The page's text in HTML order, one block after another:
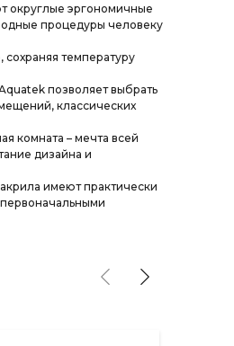
округлые эргономичные
процедуры человеку
температуру
позволяет выбрать
классических
комната – мечта всей
дизайна и
имеют практически